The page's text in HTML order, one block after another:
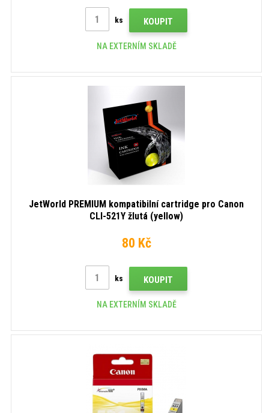
ks KOUPIT
NA EXTERNÍM SKLADĚ
JetWorld PREMIUM kompatibilní cartridge pro Canon
CLI-521Y žlutá (yellow)
80 Kč
ks KOUPIT
NA EXTERNÍM SKLADĚ